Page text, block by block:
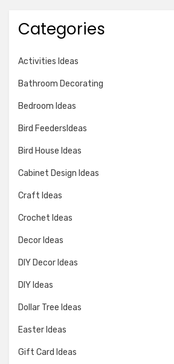
Categories
Activities Ideas
Bathroom Decorating
Bedroom Ideas
Bird FeedersIdeas
Bird House Ideas
Cabinet Design Ideas
Craft Ideas
Crochet Ideas
Decor Ideas
DIY Decor Ideas
DIY Ideas
Dollar Tree Ideas
Easter Ideas
Gift Card Ideas